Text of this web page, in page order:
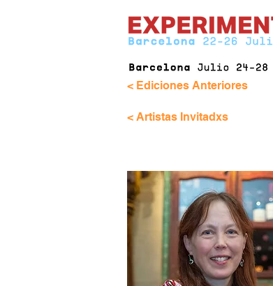
< Ediciones Anteriores
< Artistas Invitadxs